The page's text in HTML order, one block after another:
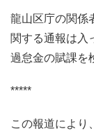
龍山区庁の関係
関する通報は入
過怠金の賦課を
*****
この報道により